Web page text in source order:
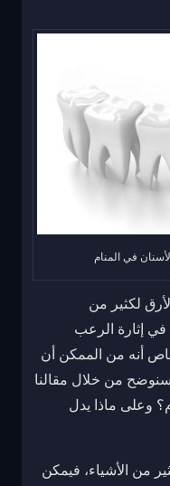
في المنام
لكثير من
إثارة الرعب
أنه من الممكن أن
سنوضح من خلال مقالنا
وعلى ماذا يدل
من الأشياء، فيمكن